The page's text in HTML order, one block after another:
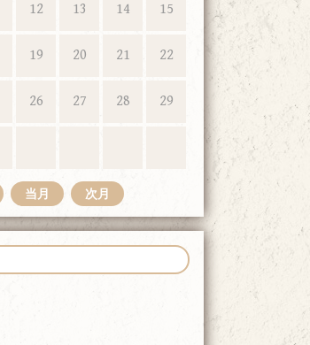
12 13 14 15
19 20 21 22
26 27 28 29
当月 次月